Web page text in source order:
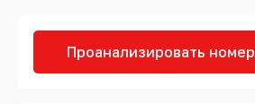
Проанализировать номер